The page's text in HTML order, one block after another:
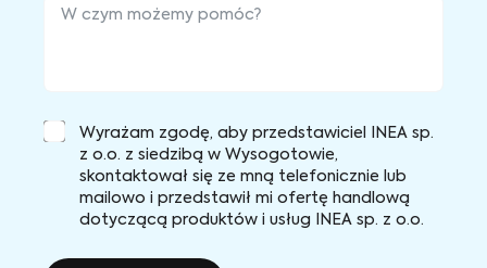
Wyrażam zgodę, aby przedstawiciel INEA sp.
z o.o. z siedzibą w Wysogotowie,
skontaktował się ze mną telefonicznie lub
mailowo i przedstawił mi ofertę handlową
dotyczącą produktów i usług INEA sp. z o.o.